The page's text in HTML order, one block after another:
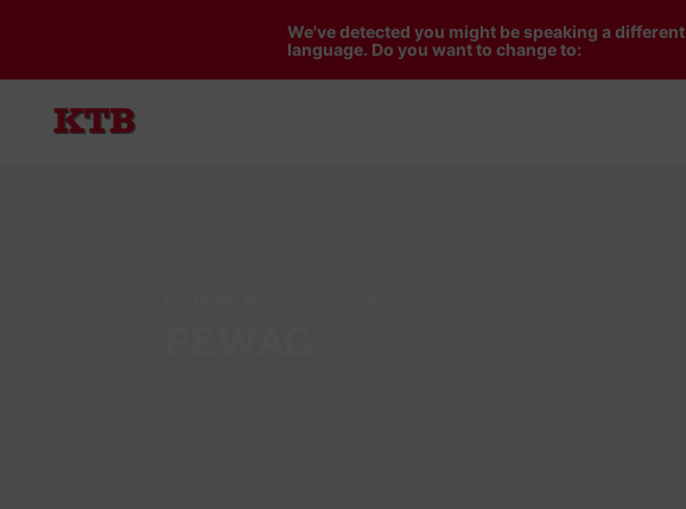
We've detected you might be speaking a different
language. Do you want to change to: